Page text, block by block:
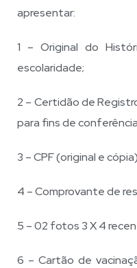
apresentar:
1 – Original do
escolaridade;
2 – Certidão de
para fins de
3 – CPF (original e
4 – Comprovante de
5 – 02 fotos 3 X 4
6 – Cartão de